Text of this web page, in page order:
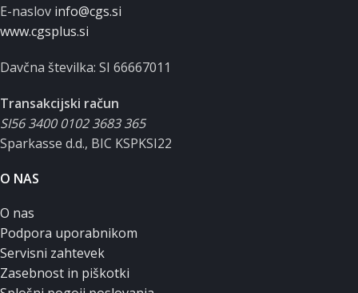
E-naslov info@cgs.si
www.cgsplus.si
Davčna številka: SI 66667011
Transakcijski račun
SI56 3400 0102 3683 365
Sparkasse d.d., BIC KSPKSI22
O NAS
O nas
Podpora uporabnikom
Servisni zahtevek
Zasebnost in piškotki